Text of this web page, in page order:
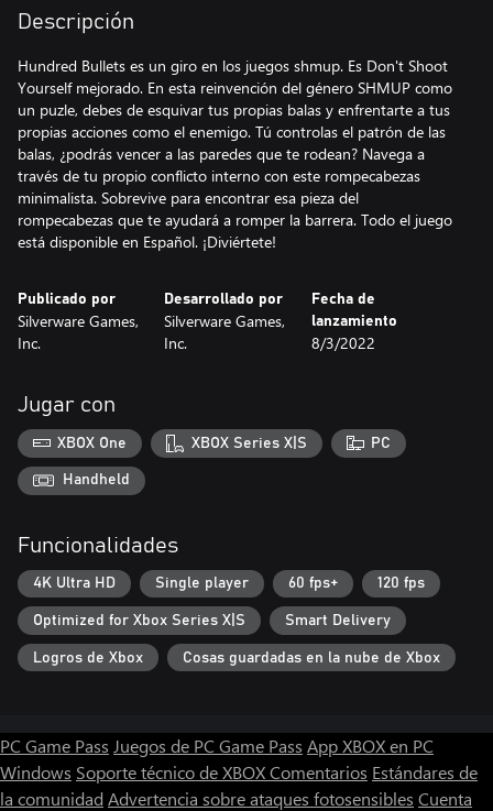
Descripción
Hundred Bullets es un giro en los juegos shmup. Es Don't Shoot
Yourself mejorado. En esta reinvención del género SHMUP como
un puzle, debes de esquivar tus propias balas y enfrentarte a tus
propias acciones como el enemigo. Tú controlas el patrón de las
balas, ¿podrás vencer a las paredes que te rodean? Navega a
través de tu propio conflicto interno con este rompecabezas
minimalista. Sobrevive para encontrar esa pieza del
rompecabezas que te ayudará a romper la barrera. Todo el juego
está disponible en Español. ¡Diviértete!
Publicado por
Silverware Games,
Inc.
Desarrollado por
Silverware Games,
Inc.
Fecha de
lanzamiento
8/3/2022
Jugar con
XBOX One XBOX Series X|S PC
Handheld
Funcionalidades
4K Ultra HD Single player 60 fps+ 120 fps
Optimized for Xbox Series X|S Smart Delivery
Logros de Xbox Cosas guardadas en la nube de Xbox
PC Game Pass Juegos de PC Game Pass App XBOX en PC
Windows Soporte técnico de XBOXComentarios Estándares de
la comunidad Advertencia sobre ataques fotosensibles Cuenta